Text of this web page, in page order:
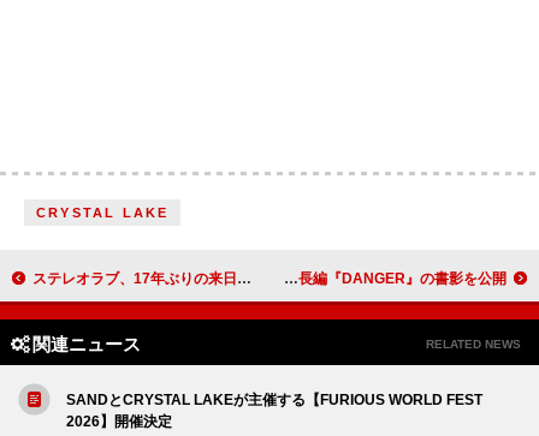
CRYSTAL LAKE
ステレオラブ、17年ぶりの来日公演が決定 村山由佳、シベリア抑留を描いた最新長編『DANGER』の書影を公開
関連ニュース RELATED NEWS
SANDとCRYSTAL LAKEが主催する【FURIOUS WORLD FEST
2026】開催決定